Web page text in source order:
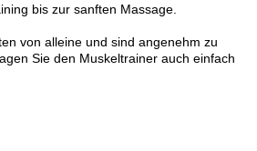
bis zur sanften Massage.
von alleine und sind angenehm zu
Sie den Muskeltrainer auch einfach